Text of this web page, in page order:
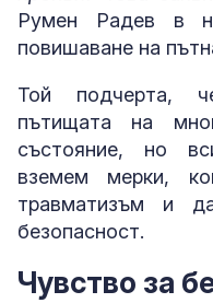
Румен Радев в
повишаване на
Той подчерта,
пътищата на
състояние, но
вземем мерки,
травматизъм и
безопасност.
Чувство за